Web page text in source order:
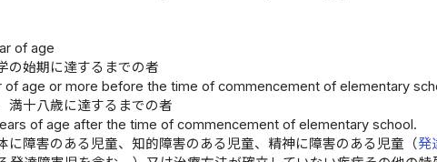
of age
の始期に達するまでの者
age or more before the time of commencement of elementary
満十八歳に達するまでの者
of age after the time of commencement of elementary school.
に障害のある児童、知的障害のある児童、精神に障害のある児童（発